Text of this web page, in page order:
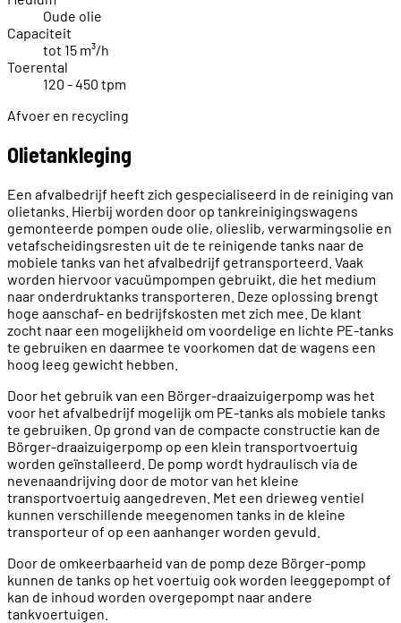
Oude olie
Capaciteit
tot 15 m³/h
Toerental
120 - 450 tpm
Afvoer en recycling
Olietankleging
Een afvalbedrijf heeft zich gespecialiseerd in de reiniging van
olietanks. Hierbij worden door op tankreinigingswagens
gemonteerde pompen oude olie, olieslib, verwarmingsolie en
vetafscheidingsresten uit de te reinigende tanks naar de
mobiele tanks van het afvalbedrijf getransporteerd. Vaak
worden hiervoor vacuümpompen gebruikt, die het medium
naar onderdruktanks transporteren. Deze oplossing brengt
hoge aanschaf- en bedrijfskosten met zich mee. De klant
zocht naar een mogelijkheid om voordelige en lichte PE-tanks
te gebruiken en daarmee te voorkomen dat de wagens een
hoog leeg gewicht hebben.
Door het gebruik van een Börger-draaizuigerpomp was het
voor het afvalbedrijf mogelijk om PE-tanks als mobiele tanks
te gebruiken. Op grond van de compacte constructie kan de
Börger-draaizuigerpomp op een klein transportvoertuig
worden geïnstalleerd. De pomp wordt hydraulisch via de
nevenaandrijving door de motor van het kleine
transportvoertuig aangedreven. Met een drieweg ventiel
kunnen verschillende meegenomen tanks in de kleine
transporteur of op een aanhanger worden gevuld.
Door de omkeerbaarheid van de pomp deze Börger-pomp
kunnen de tanks op het voertuig ook worden leeggepompt of
kan de inhoud worden overgepompt naar andere
tankvoertuigen.